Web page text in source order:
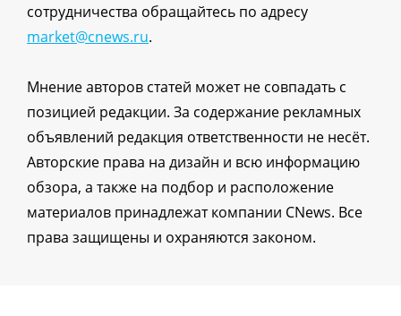
сотрудничества обращайтесь по адресу
market@cnews.ru.
Мнение авторов статей может не совпадать с
позицией редакции. За содержание рекламных
объявлений редакция ответственности не несёт.
Авторские права на дизайн и всю информацию
обзора, а также на подбор и расположение
материалов принадлежат компании CNews. Все
права защищены и охраняются законом.